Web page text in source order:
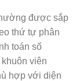
được sắp
thứ tự phân
toán số
viên
hợp với diện